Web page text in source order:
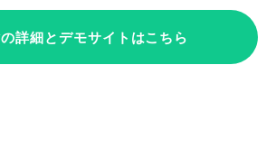
詳細とデモサイトはこちら